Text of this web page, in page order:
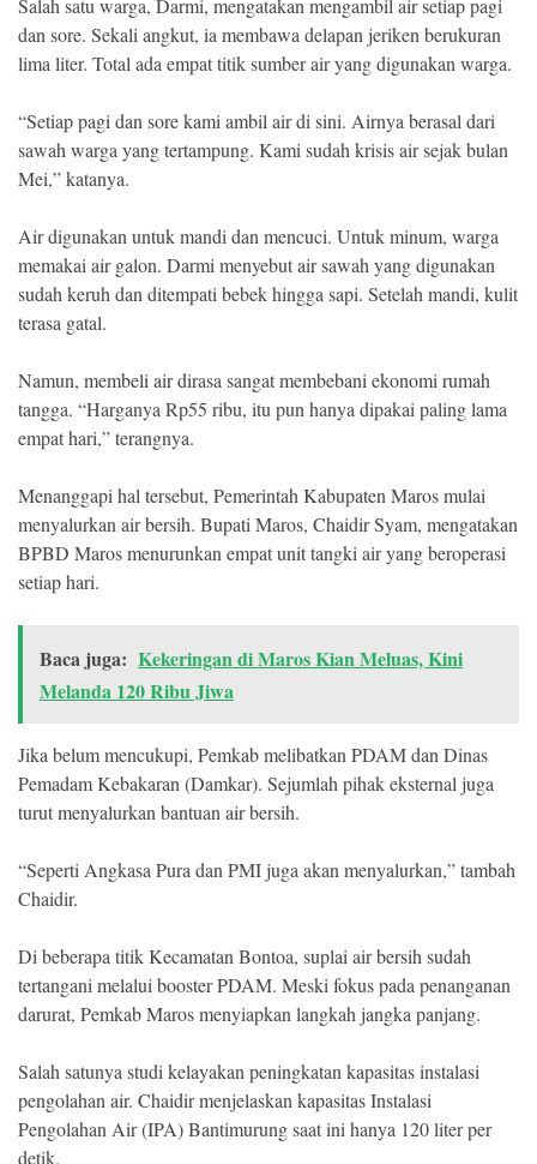
Salah satu warga, Darmi, mengatakan mengambil air setiap pagi
dan sore. Sekali angkut, ia membawa delapan jeriken berukuran
lima liter. Total ada empat titik sumber air yang digunakan warga.
“Setiap pagi dan sore kami ambil air di sini. Airnya berasal dari
sawah warga yang tertampung. Kami sudah krisis air sejak bulan
Mei,” katanya.
Air digunakan untuk mandi dan mencuci. Untuk minum, warga
memakai air galon. Darmi menyebut air sawah yang digunakan
sudah keruh dan ditempati bebek hingga sapi. Setelah mandi, kulit
terasa gatal.
Namun, membeli air dirasa sangat membebani ekonomi rumah
tangga. “Harganya Rp55 ribu, itu pun hanya dipakai paling lama
empat hari,” terangnya.
Menanggapi hal tersebut, Pemerintah Kabupaten Maros mulai
menyalurkan air bersih. Bupati Maros, Chaidir Syam, mengatakan
BPBD Maros menurunkan empat unit tangki air yang beroperasi
setiap hari.
Baca juga: Kekeringan di Maros Kian Meluas, Kini
Melanda 120 Ribu Jiwa
Jika belum mencukupi, Pemkab melibatkan PDAM dan Dinas
Pemadam Kebakaran (Damkar). Sejumlah pihak eksternal juga
turut menyalurkan bantuan air bersih.
“Seperti Angkasa Pura dan PMI juga akan menyalurkan,” tambah
Chaidir.
Di beberapa titik Kecamatan Bontoa, suplai air bersih sudah
tertangani melalui booster PDAM. Meski fokus pada penanganan
darurat, Pemkab Maros menyiapkan langkah jangka panjang.
Salah satunya studi kelayakan peningkatan kapasitas instalasi
pengolahan air. Chaidir menjelaskan kapasitas Instalasi
Pengolahan Air (IPA) Bantimurung saat ini hanya 120 liter per
detik.